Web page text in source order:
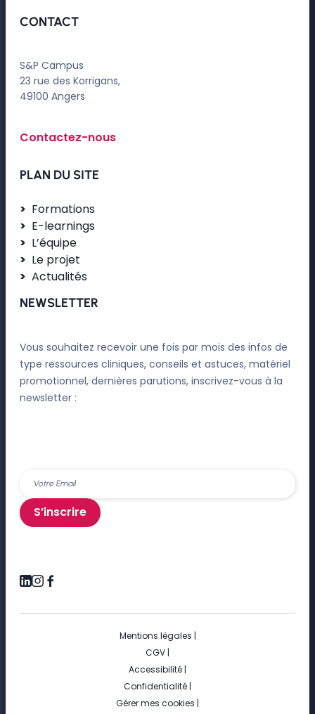
CONTACT
S&P Campus
23 rue des Korrigans,
49100 Angers
Contactez-nous
PLAN DU SITE
Formations
E-learnings
L’équipe
Le projet
Actualités
NEWSLETTER
Vous souhaitez recevoir une fois par mois des infos de
type ressources cliniques, conseils et astuces, matériel
promotionnel, dernières parutions, inscrivez-vous à la
newsletter :
S’inscrire
Mentions légales |
CGV |
Accessibilité |
Confidentialité |
Gérer mes cookies |